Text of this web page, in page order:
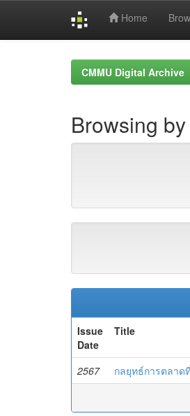
Home
CMMU Digital Archive
Browsing
Issue
Date
Title
2567 กลยุทธ์การตลาด